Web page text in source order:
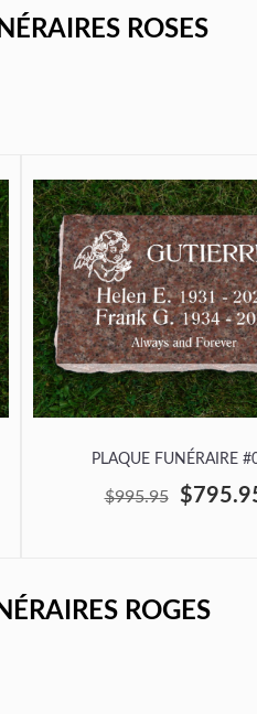
ROSES
PLAQUE FUNÉRAIRE
$995.95
ROGES